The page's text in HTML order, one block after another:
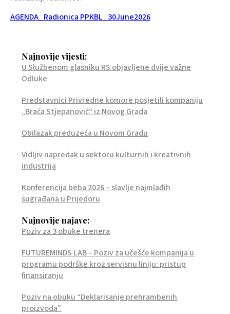
AGENDA_Radionica PPKBL_30June2026
Najnovije vijesti:
U Službenom glasniku RS objavljene dvije važne
Odluke
Predstavnici Privredne komore posjetili kompaniju
„Braća Stjepanović“ iz Novog Grada
Obilazak preduzeća u Novom Gradu
Vidljiv napredak u sektoru kulturnih i kreativnih
industrija
Konferencija beba 2026 – slavlje najmlađih
sugrađana u Prijedoru
Najnovije najave:
Poziv za 3 obuke trenera
FUTUREMINDS LAB – Poziv za učešće kompanija u
programu podrške kroz servisnu liniju: pristup
finansiranju
Poziv na obuku “Deklarisanje prehrambenih
proizvoda”